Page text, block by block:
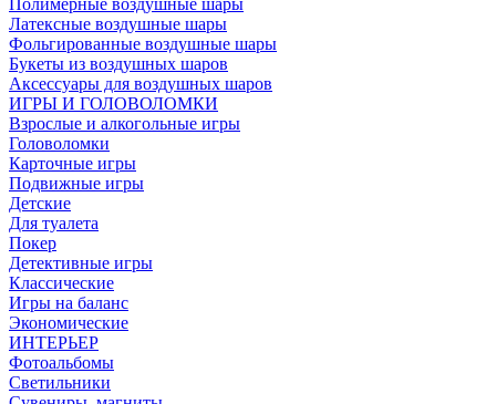
Полимерные воздушные шары
Латексные воздушные шары
Фольгированные воздушные шары
Букеты из воздушных шаров
Аксессуары для воздушных шаров
ИГРЫ И ГОЛОВОЛОМКИ
Взрослые и алкогольные игры
Головоломки
Карточные игры
Подвижные игры
Детские
Для туалета
Покер
Детективные игры
Классические
Игры на баланс
Экономические
ИНТЕРЬЕР
Фотоальбомы
Светильники